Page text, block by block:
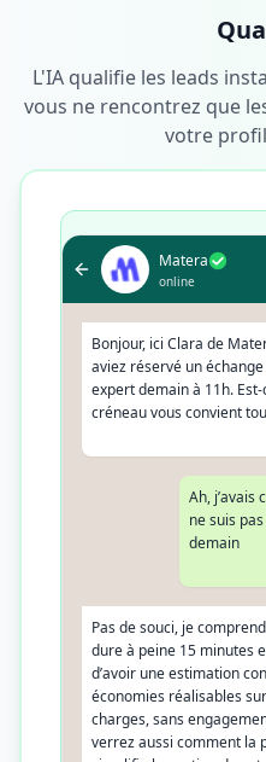
L'IA qualifie les leads
vous ne rencontrez que
votre
Matera
online
Bonjour, ici Clara de
aviez réservé un
expert demain à 11h.
créneau vous convient
Ah, j’avais
ne suis
demain
Pas de souci, je
dure à peine 15 minutes
d’avoir une estimation
économies réalisables
charges, sans
verrez aussi comment la